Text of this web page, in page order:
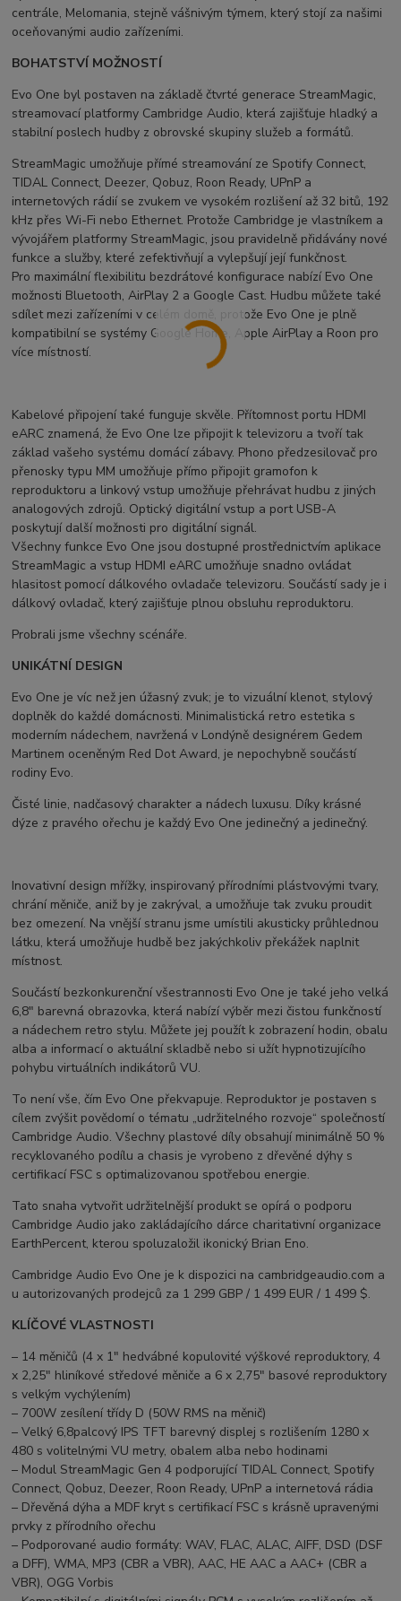
centrále, Melomania, stejně vášnivým týmem, který stojí za našimi
oceňovanými audio zařízeními.
BOHATSTVÍ MOŽNOSTÍ
Evo One byl postaven na základě čtvrté generace StreamMagic,
streamovací platformy Cambridge Audio, která zajišťuje hladký a
stabilní poslech hudby z obrovské skupiny služeb a formátů.
StreamMagic umožňuje přímé streamování ze Spotify Connect,
TIDAL Connect, Deezer, Qobuz, Roon Ready, UPnP a
internetových rádií se zvukem ve vysokém rozlišení až 32 bitů, 192
kHz přes Wi-Fi nebo Ethernet. Protože Cambridge je vlastníkem a
vývojářem platformy StreamMagic, jsou pravidelně přidávány nové
funkce a služby, které zefektivňují a vylepšují její funkčnost.
Pro maximální flexibilitu bezdrátové konfigurace nabízí Evo One
možnosti Bluetooth, AirPlay 2 a Google Cast. Hudbu můžete také
sdílet mezi zařízeními v celém domě, protože Evo One je plně
kompatibilní se systémy Google Home, Apple AirPlay a Roon pro
více místností.
Kabelové připojení také funguje skvěle. Přítomnost portu HDMI
eARC znamená, že Evo One lze připojit k televizoru a tvoří tak
základ vašeho systému domácí zábavy. Phono předzesilovač pro
přenosky typu MM umožňuje přímo připojit gramofon k
reproduktoru a linkový vstup umožňuje přehrávat hudbu z jiných
analogových zdrojů. Optický digitální vstup a port USB-A
poskytují další možnosti pro digitální signál.
Všechny funkce Evo One jsou dostupné prostřednictvím aplikace
StreamMagic a vstup HDMI eARC umožňuje snadno ovládat
hlasitost pomocí dálkového ovladače televizoru. Součástí sady je i
dálkový ovladač, který zajišťuje plnou obsluhu reproduktoru.
Probrali jsme všechny scénáře.
UNIKÁTNÍ DESIGN
Evo One je víc než jen úžasný zvuk; je to vizuální klenot, stylový
doplněk do každé domácnosti. Minimalistická retro estetika s
moderním nádechem, navržená v Londýně designérem Gedem
Martinem oceněným Red Dot Award, je nepochybně součástí
rodiny Evo.
Čisté linie, nadčasový charakter a nádech luxusu. Díky krásné
dýze z pravého ořechu je každý Evo One jedinečný a jedinečný.
Inovativní design mřížky, inspirovaný přírodními plástvovými tvary,
chrání měniče, aniž by je zakrýval, a umožňuje tak zvuku proudit
bez omezení. Na vnější stranu jsme umístili akusticky průhlednou
látku, která umožňuje hudbě bez jakýchkoliv překážek naplnit
místnost.
Součástí bezkonkurenční všestrannosti Evo One je také jeho velká
6,8″ barevná obrazovka, která nabízí výběr mezi čistou funkčností
a nádechem retro stylu. Můžete jej použít k zobrazení hodin, obalu
alba a informací o aktuální skladbě nebo si užít hypnotizujícího
pohybu virtuálních indikátorů VU.
To není vše, čím Evo One překvapuje. Reproduktor je postaven s
cílem zvýšit povědomí o tématu „udržitelného rozvoje“ společností
Cambridge Audio. Všechny plastové díly obsahují minimálně 50 %
recyklovaného podílu a chasis je vyrobeno z dřevěné dýhy s
certifikací FSC s optimalizovanou spotřebou energie.
Tato snaha vytvořit udržitelnější produkt se opírá o podporu
Cambridge Audio jako zakládajícího dárce charitativní organizace
EarthPercent, kterou spoluzaložil ikonický Brian Eno.
Cambridge Audio Evo One je k dispozici na cambridgeaudio.com a
u autorizovaných prodejců za 1 299 GBP / 1 499 EUR / 1 499 $.
KLÍČOVÉ VLASTNOSTI
– 14 měničů (4 x 1″ hedvábné kopulovité výškové reproduktory, 4
x 2,25″ hliníkové středové měniče a 6 x 2,75″ basové reproduktory
s velkým vychýlením)
– 700W zesílení třídy D (50W RMS na měnič)
– Velký 6,8palcový IPS TFT barevný displej s rozlišením 1280 x
480 s volitelnými VU metry, obalem alba nebo hodinami
– Modul StreamMagic Gen 4 podporující TIDAL Connect, Spotify
Connect, Qobuz, Deezer, Roon Ready, UPnP a internetová rádia
– Dřevěná dýha a MDF kryt s certifikací FSC s krásně upravenými
prvky z přírodního ořechu
– Podporované audio formáty: WAV, FLAC, ALAC, AIFF, DSD (DSF
a DFF), WMA, MP3 (CBR a VBR), AAC, HE AAC a AAC+ (CBR a
VBR), OGG Vorbis